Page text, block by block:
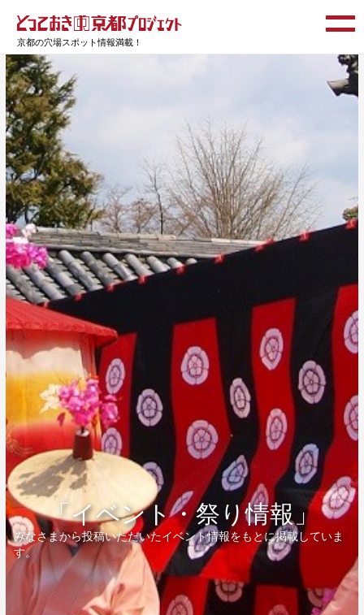
京都の穴場スポット情報満載！
「イベント・祭り情報」
みなさまから投稿いただいたイベント情報をもとに掲載していま
す。